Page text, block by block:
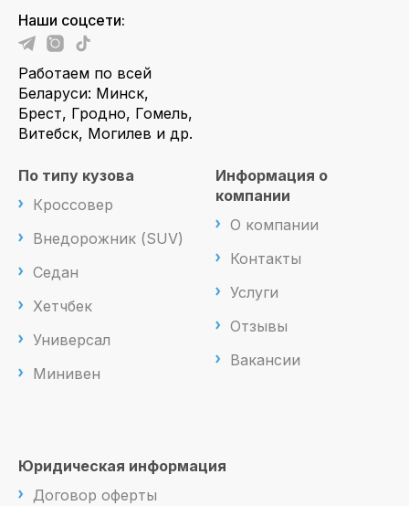
Наши соцсети:
Работаем по всей
Беларуси: Минск,
Брест, Гродно, Гомель,
Витебск, Могилев и др.
По типу кузова
Кроссовер
Внедорожник (SUV)
Седан
Хетчбек
Универсал
Минивен
Информация о
компании
О компании
Контакты
Услуги
Отзывы
Вакансии
Юридическая информация
Договор оферты